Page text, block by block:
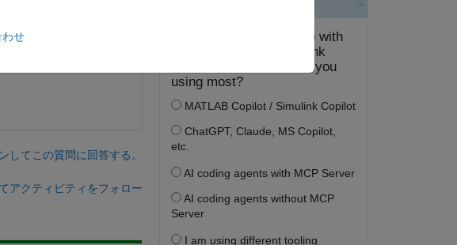
してこの質問に回答する。
アクティビティをフォロー
わせ